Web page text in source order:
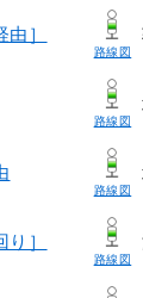
］
路線図
路線図
路線図
］
路線図